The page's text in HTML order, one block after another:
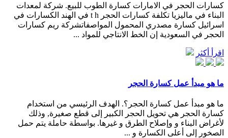
كسارات الحجر في الامارات كسارة الطوب للبيع. شركة لمعدات
البناء في ماليزيا تكلفة كسارات الحجر t h في الهند الكسارات في
اسرائيل كسارة مصدري المحمول المواصفاتشركة ريم كسارات
الحجر في السعودية إن الخط الانتاجي للمواد ...
اقرأ أكثر
ما هو مبدأ عمل كسارة الحجر
ما هو مبدأ عمل كسارة الحجر؟. الهدف الرئيسي من استخدام
كسارة الحجر هي تحويل الحجر الكبير إلى قطع صغيرة, وذلك
لأغراض البناء و وإصلاح الطرق و غيرها. بواسطة حاملة يتم حمل
الصخور إلى أعلى الكسارة و ...